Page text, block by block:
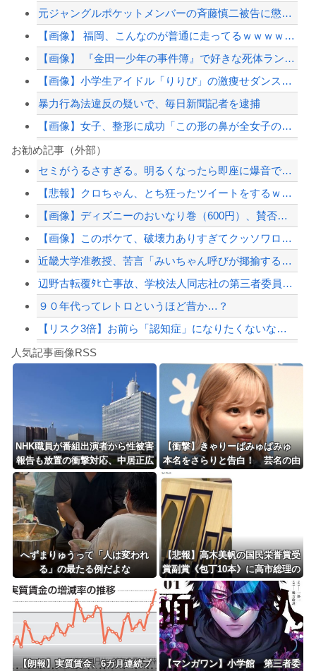
元ジャングルポケットメンバーの斉藤慎二被告に懲役7年求刑 ロケバスで女性に性的暴...
【画像】 福岡、こんなのが普通に走ってるｗｗｗｗｗｗｗｗｗｗｗｗｗｗｗｗｗｗｗｗ...
【画像】 『金田一少年の事件簿』で好きな死体ランキング１位がこちら！
【画像】小学生アイドル「りりぴ」の激痩せダンス動画にファンが『絶句』してしまう・...
暴力行為法違反の疑いで、毎日新聞記者を逮捕
【画像】女子、整形に成功「この形の鼻が全女子の理想だと思う」⇒
暴力行為法違反の疑いで、毎日新聞記者を逮捕
【衝撃】中国製ルーター20機種にバックドア発見！ ネットに繋ぐだけで35秒ごとに...
セミがうるさすぎる。明るくなったら即座に爆音で鳴き出して毎日朝4時に叩き起こしに...
【悲報】嫁に15年間嘘つかれてて心が壊れてるから相手してくれ
【配信者】「金バエ」のSNS更新が1週間途絶え、様々な憶測が飛び交う。1週間ぶり...
【緊急速報】NYで警官が黒人男性の首を絞め、暴動第二波不可避へ
Powered by livedoor 相互RSS
お勧め記事（外部）
セミがうるさすぎる。明るくなったら即座に爆音で鳴き出して毎日朝4時に叩き起こしに...
【悲報】クロちゃん、とち狂ったツイートをするｗｗｗｗｗｗｗｗｗｗｗ
【画像】ディズニーのおいなり巻（600円）、賛否両論ｗｗｗｗｗｗｗｗｗ
【画像】このボケて、破壊力ありすぎてクッソワロタｗｗｗｗｗｗｗｗｗ
近畿大学准教授、苦言「みいちゃん呼びが揶揄する言葉として使われ、当事者から具体的...
辺野古転覆ﾀﾋ亡事故、学校法人同志社の第三者委員会が調査報告書を公表 … 安全配...
９０年代ってレトロというほど昔か…？
【リスク3倍】お前ら「認知症」になりたくないなら酒をやめろ
白石「あ、あきら様……？」あきら「……白石」
更新中止のお知らせ
海外「おめでとうタキ！」リヴァプール南野がバースデーゴール！！
Powered by livedoor 相互RSS
人気記事画像RSS
NHK職員が番組出演者から性被害
報告も放置の衝撃対応、中居正広
と国分太一の事例もNHKは「加害
者を守る」のか、指摘される“隠
蔽体質”
【衝撃】きゃりーぱみゅぱみゅ
本名をさらりと告白！ 芸名の由
へずまりゅうって「人は変われ
る」の最たる例だよな
【悲報】高木美帆の国民栄誉賞受
賞副賞《包丁10本》に高市総理の
名前も刻印ｗｗｗｗｗｗｗｗｗ
【朗報】実質賃金、6カ月連続プ
【マンガワン】小学館 第三者委